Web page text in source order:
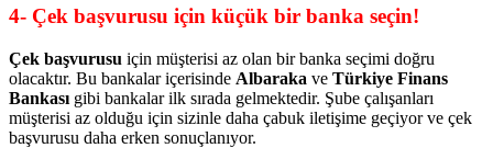
4- Çek başvurusu için küçük bir banka seçin!
Çek başvurusu için müşterisi az olan bir banka seçimi doğru
olacaktır. Bu bankalar içerisinde Albaraka ve Türkiye Finans
Bankası gibi bankalar ilk sırada gelmektedir. Şube çalışanları
müşterisi az olduğu için sizinle daha çabuk iletişime geçiyor ve çek
başvurusu daha erken sonuçlanıyor.